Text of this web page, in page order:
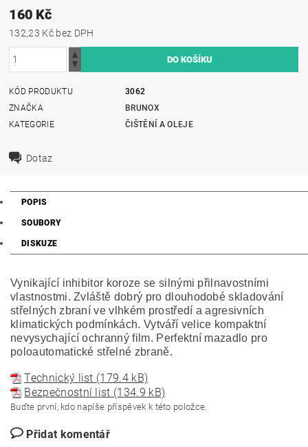
160 Kč
132,23 Kč bez DPH
KÓD PRODUKTU
3062
ZNAČKA
BRUNOX
KATEGORIE
ČIŠTĚNÍ A OLEJE
Dotaz
POPIS
SOUBORY
DISKUZE
Vynikající inhibitor koroze se silnými přilnavostními
vlastnostmi. Zvláště dobrý pro dlouhodobé skladování
střelných zbraní ve vlhkém prostředí a agresivních
klimatických podmínkách. Vytváří velice kompaktní
nevysychající ochranný film. Perfektní mazadlo pro
poloautomatické střelné zbraně.
Technický list (179.4 kB)
Bezpečnostní list (134.9 kB)
Buďte první, kdo napíše příspěvek k této položce.
Přidat komentář